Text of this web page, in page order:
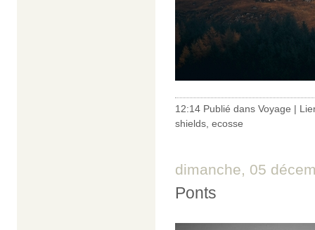
12:14 Publié dans Voyage |
shields ecosse
dimanche, 05
Ponts